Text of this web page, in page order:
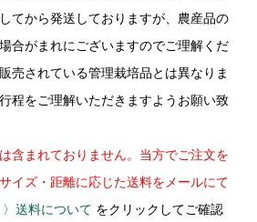
てから発送しておりますが、農産品の
合がまれにございますのでご理解くだ
売されている管理栽培品とは異なりま
程をご理解いただきますようお願い致
含まれておりません。当方でご注文を
イズ・距離に応じた送料をメールにて
〉送料について をクリックしてご確認